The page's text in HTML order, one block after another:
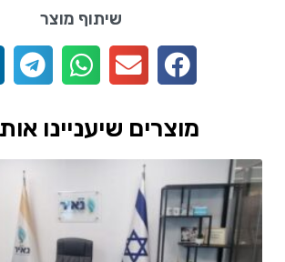
שיתוף מוצר
מוצרים שיעניינו